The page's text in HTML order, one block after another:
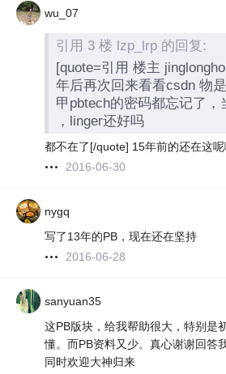
wu_07
引用 3 楼 lzp_lrp 的回复:
[quote=引用 楼主
年后再次回来看看csdn 物
甲pbtech的密码都忘记了，
，linger还好吗
都不在了[/quote] 15年前的还在这
2016-06-30
nygq
写了13年的PB，现在还在坚持
2016-06-28
sanyuan35
这PB版块，给我帮助很大，特别是
懂。而PB资料又少。真心谢谢回答
同时欢迎大神归来